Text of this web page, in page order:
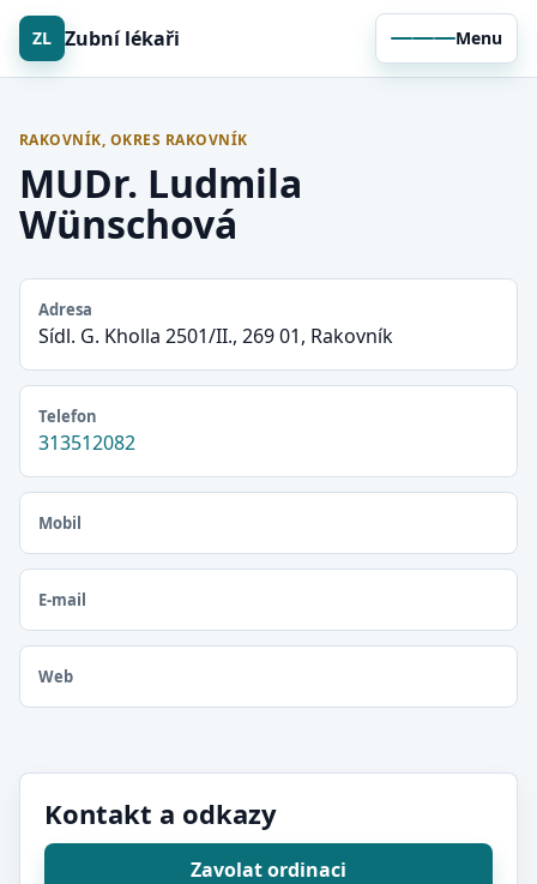
ZL Zubní lékaři Menu
RAKOVNÍK, OKRES RAKOVNÍK
MUDr. Ludmila
Wünschová
Adresa
Sídl. G. Kholla 2501/II., 269 01, Rakovník
Telefon
313512082
Mobil
E-mail
Web
Kontakt a odkazy
Zavolat ordinaci